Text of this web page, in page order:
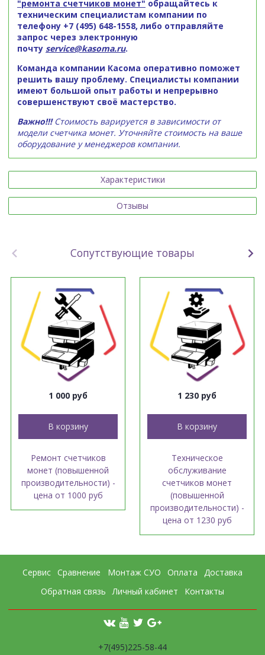
"ремонта счетчиков монет" обращайтесь к
техническим специалистам компании по
телефону +7 (495) 648-1558, либо отправляйте
запрос через электронную
почту service@kasoma.ru.
Команда компании Касома оперативно поможет
решить вашу проблему. Специалисты компании
имеют большой опыт работы и непрерывно
совершенствуют своё мастерство.
Важно!!!Стоимость варируется в зависимости от
модели счетчика монет. Уточняйте стоимость на ваше
оборудование у менеджеров компании.
Характеристики
Отзывы
Сопутствующие товары
1 000 руб
В корзину
Ремонт счетчиков
монет (повышенной
производительности) -
цена от 1000 руб
1 230 руб
В корзину
Техническое
обслуживание
счетчиков монет
(повышенной
производительности) -
цена от 1230 руб
Сервис Сравнение Монтаж СУО Оплата
Доставка
Обратная связь
Личный кабинет Контакты
+7(495)225-58-44